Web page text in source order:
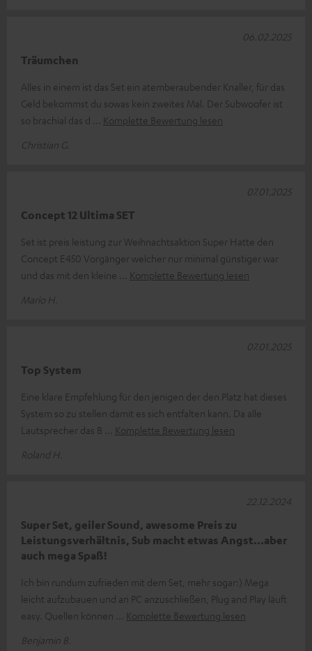
Träumchen
Alles in einem ist das Set ein atemberaubender Knaller, für das
Geld bekommst du sowas kein zweites Mal. Der Subwoofer ist
so brachial das d
Komplette Bewertung lesen
Christian G.
06.02.2025
Concept 12 Ultima SET
Set ist preis leistung zur Weihnachtsaktion Super Hatte den
Concept E450 Vorgänger welcher nur minimal günstiger war
und das mit den kleine
Komplette Bewertung lesen
Mario H.
07.01.2025
Top System
Eine klare Empfehlung für den jenigen der den Platz hat dieses
System so zu stellen damit es sich entfalten kann. Da alle
Lautsprecher das B
Komplette Bewertung lesen
Roland H.
07.01.2025
Super Set, geiler Sound, awesome Preis zu
Leistungsverhältnis, Sub macht etwas Angst...aber
auch mega Spaß!
Ich bin rundum zufrieden mit dem Set, mehr sogar:) Mega
leicht aufzubauen und an PC anzuschließen, Plug and Play läuft
easy. Quellen können
Komplette Bewertung lesen
Benjamin B.
22.12.2024